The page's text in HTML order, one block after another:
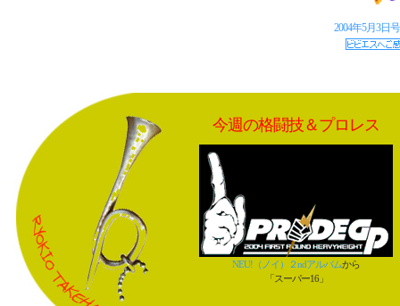
2004年5月3日
今週の格闘技＆プロレス
NEU!（ノイ）２ndアルバムから
「スーパー16」